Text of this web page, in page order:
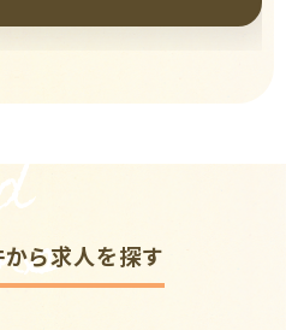
ら求人を探す